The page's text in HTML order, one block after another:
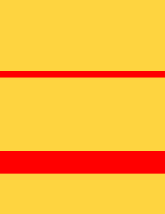
хлеб" 600г